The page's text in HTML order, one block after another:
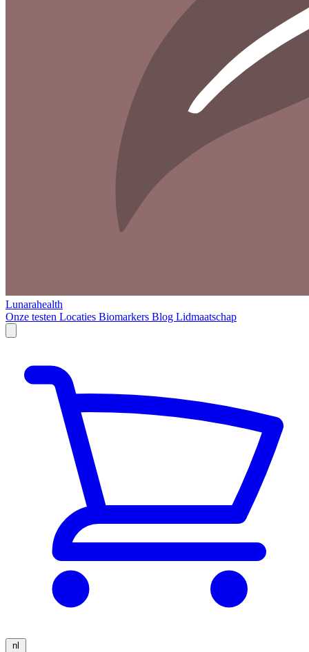
Lunarahealth
Onze testen Locaties Biomarkers Blog Lidmaatschap
nl